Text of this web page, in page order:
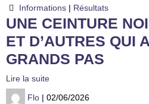
Informations| Résultats
UNE CEINTURE
ET D’AUTRES QUI
GRANDS PAS
Lire la suite
Flo | 02/06/2026